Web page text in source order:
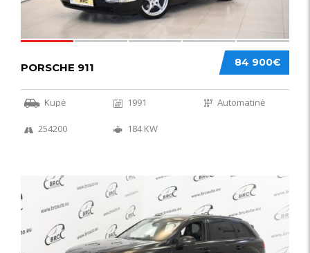
84 900€
PORSCHE 911
Kupė 1991 Automatinė
254200 184 KW
56